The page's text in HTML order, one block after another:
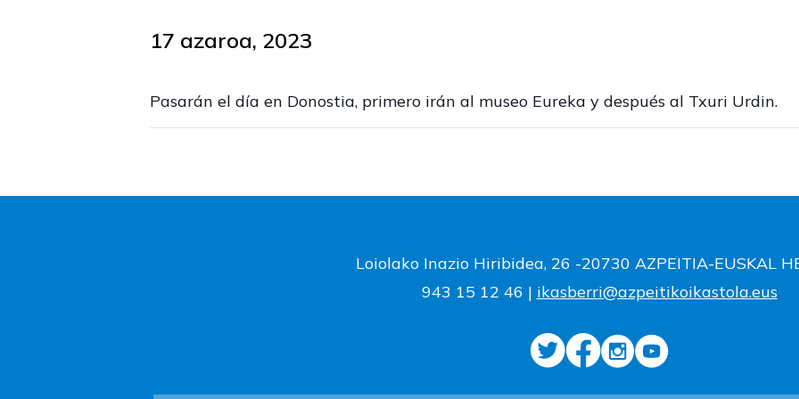
17 azaroa, 2023
Pasarán el día en Donostia, primero irán al museo Eureka y después al Txuri Urdin.
Loiolako Inazio Hiribidea, 26 -20730 AZPEITIA-EUSKAL
943 15 12 46 | ikasberri@azpeitikoikastola.eus